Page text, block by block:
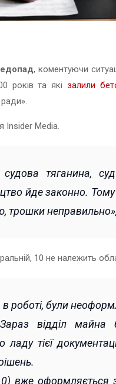
, коментуючи
років та які залили
Insider Media.
тяганина,
йде законно.
трошки
10 не належить
роботі, були
відділ майна
тієї
вже оформляється